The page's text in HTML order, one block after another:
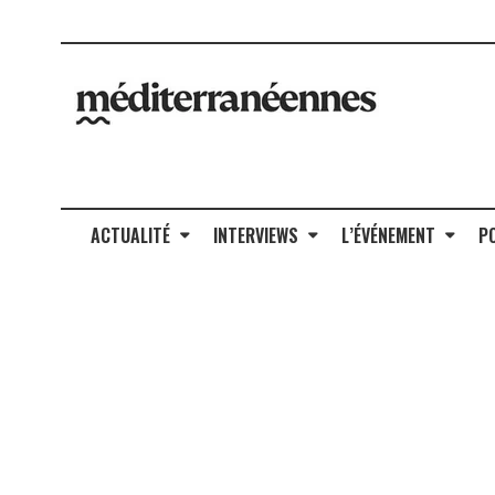
ACTUALITÉ INTERVIEWS L’ÉVÉNEMENT